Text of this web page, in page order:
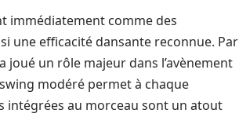
immédiatement comme des
une efficacité dansante reconnue. Par
joué un rôle majeur dans l’avènement
modéré permet à chaque
intégrées au morceau sont un atout